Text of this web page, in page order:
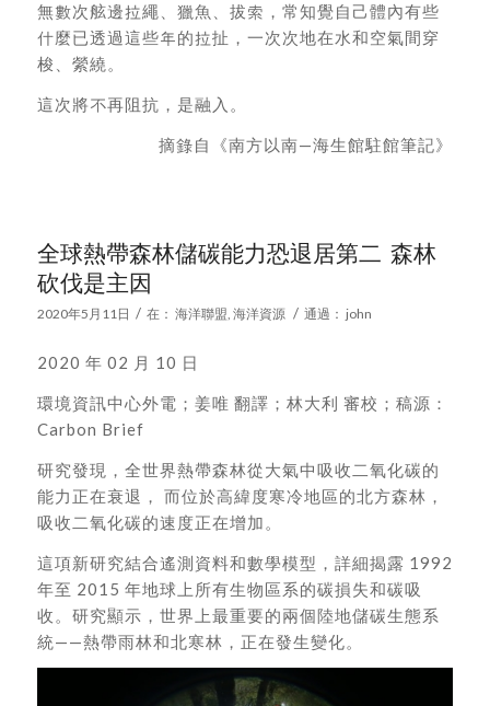
無數次舷邊拉繩、獵魚、拔索，常知覺自己體內有些
什麼已透過這些年的拉扯，一次次地在水和空氣間穿
梭、縈繞。
這次將不再阻抗，是融入。
摘錄自《南方以南—海生館駐館筆記》
全球熱帶森林儲碳能力恐退居第二 森林
砍伐是主因
2020年5月11日 / 在： 海洋聯盟 海洋資源 / 通過： john
2020 年 02 月 10 日
環境資訊中心外電；姜唯 翻譯；林大利 審校；稿源：
Carbon Brief
研究發現，全世界熱帶森林從大氣中吸收二氧化碳的
能力正在衰退， 而位於高緯度寒冷地區的北方森林，
吸收二氧化碳的速度正在增加。
這項新研究結合遙測資料和數學模型，詳細揭露 1992
年至 2015 年地球上所有生物區系的碳損失和碳吸
收。研究顯示，世界上最重要的兩個陸地儲碳生態系
統——熱帶雨林和北寒林，正在發生變化。